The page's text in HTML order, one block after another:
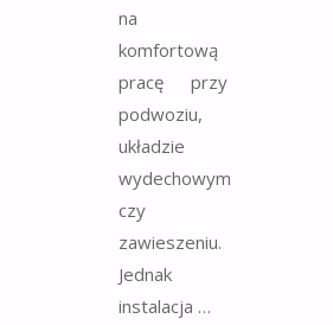
na
komfortową
pracę przy
podwoziu,
układzie
wydechowym
czy
zawieszeniu.
Jednak
instalacja …